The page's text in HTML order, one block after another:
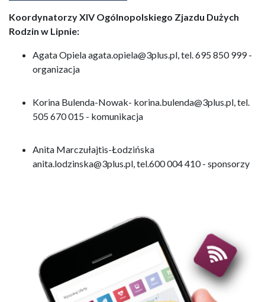
Koordynatorzy XIV Ogólnopolskiego Zjazdu Dużych
Rodzin w Lipnie:
Agata Opiela agata.opiela@3plus.pl, tel. 695 850 999 -
organizacja
Korina Bulenda-Nowak- korina.bulenda@3plus.pl, tel.
505 670 015 - komunikacja
Anita Marczułajtis-Łodzińska
anita.lodzinska@3plus.pl, tel.600 004 410 - sponsorzy